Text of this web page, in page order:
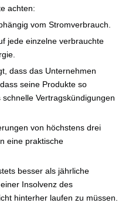
achten:
vom Stromverbrauch.
jede einzelne verbrauchte
dass das Unternehmen
seine Produkte so
Vertragskündigungen
von höchstens drei
eine praktische
besser als jährliche
Insolvenz des
hinterher laufen zu müssen.